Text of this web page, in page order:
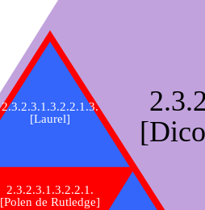
2.3.2.3.1.3.2.2.1.
[Polen de Rutledge]
2.3.2.3.1.3.2.2.1.3.
[Laurel]